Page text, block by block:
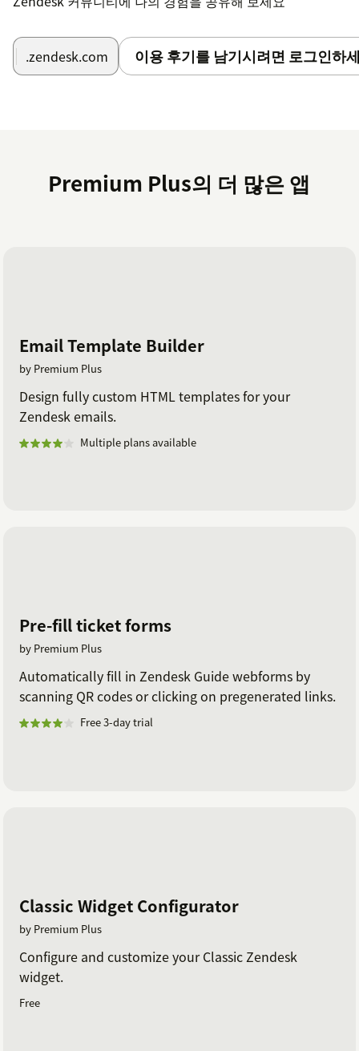
.zendesk.com 이용 후기를 남기시려면 로그인하
Premium Plus의 더 많은 앱
Email Template Builder
by Premium Plus
Design fully custom HTML templates for your
Zendesk emails.
Multiple plans available
Pre-fill ticket forms
by Premium Plus
Automatically fill in Zendesk Guide webforms by
scanning QR codes or clicking on pregenerated links.
Free 3-day trial
Classic Widget Configurator
by Premium Plus
Configure and customize your Classic Zendesk
widget.
Free